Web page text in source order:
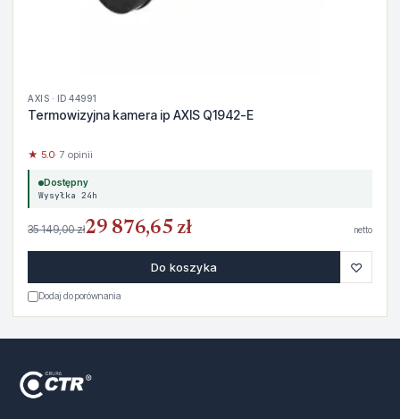
AXIS · ID 44991
Termowizyjna kamera ip AXIS Q1942-E
★ 5.0· 7 opinii
Dostępny
Wysyłka 24h
35 149,00 zł29 876,65 zł netto
Do koszyka ♡
Dodaj do porównania